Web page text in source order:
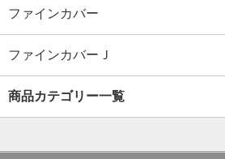
ファインカバー
ファインカバーＪ
商品カテゴリー一覧